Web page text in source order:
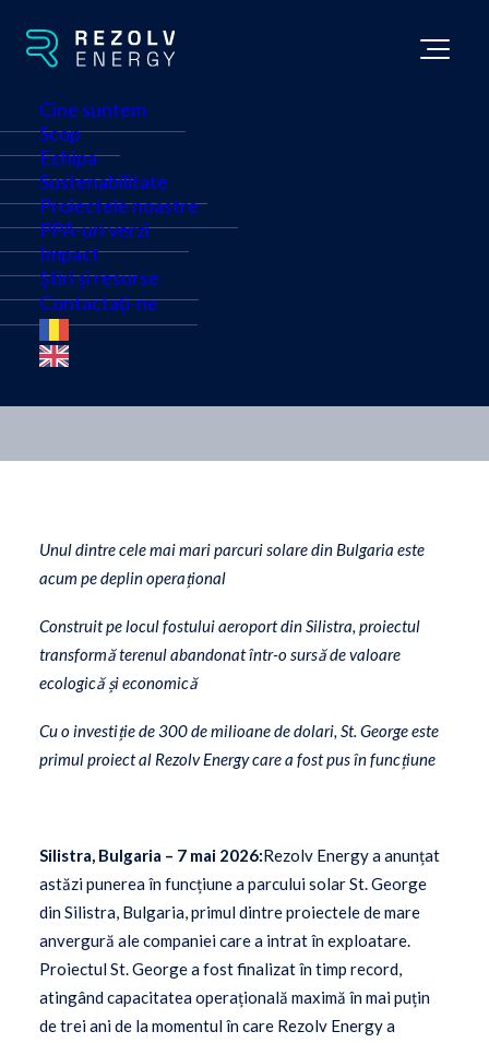
Cine suntem
Scop
Echipa
Sustenabilitate
Proiectele noastre
PPA-uri verzi
Impact
Știri și resurse
Contactați-ne
Rezolv Energy pune în
funcțiune parcul solar
St. George din Bulgaria
Știri
Unul dintre cele mai mari parcuri solare din Bulgaria este
acum pe deplin operațional
Construit pe locul fostului aeroport din Silistra, proiectul
transformă terenul abandonat într-o sursă de valoare
ecologică și economică
Cu o investiție de 300 de milioane de dolari, St. George este
primul proiect al Rezolv Energy care a fost pus în funcțiune
Silistra, Bulgaria – 7 mai 2026:Rezolv Energy a anunțat
astăzi punerea în funcțiune a parcului solar St. George
din Silistra, Bulgaria, primul dintre proiectele de mare
anvergură ale companiei care a intrat în exploatare.
Proiectul St. George a fost finalizat în timp record,
atingând capacitatea operațională maximă în mai puțin
de trei ani de la momentul în care Rezolv Energy a